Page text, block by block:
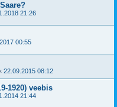
21:26
00:55
22.09.2015 08:12
1920) veebis
21:44